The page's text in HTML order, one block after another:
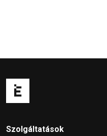
Szolgáltatások